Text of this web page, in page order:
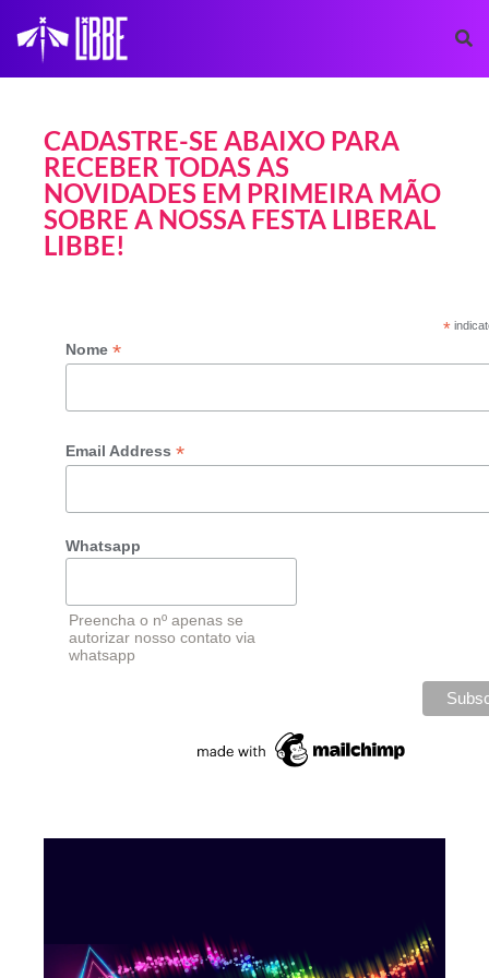
CADASTRE-SE ABAIXO PARA
RECEBER TODAS AS
NOVIDADES EM PRIMEIRA MÃO
SOBRE A NOSSA FESTA LIBERAL
LIBBE!
*
Nome *
Email Address *
Whatsapp
Preencha o nº apenas se
autorizar nosso contato via
whatsapp